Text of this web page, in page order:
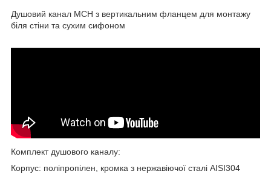
Душовий канал МСН з вертикальним фланцем для монтажу
біля стіни та сухим сифоном
Комплект душового каналу:
Корпус: поліпропілен, кромка з нержавіючої сталі AISI304